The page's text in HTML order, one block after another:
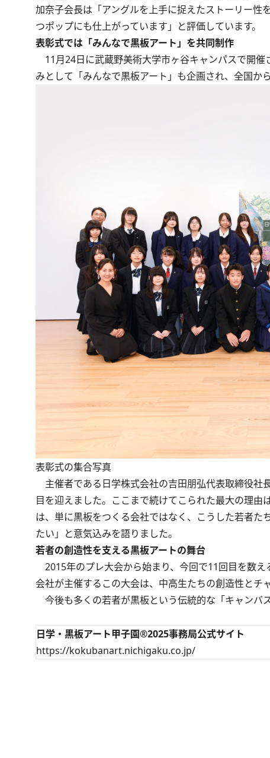
加奈子会長は「アングルを上手に捉えたストーリー
つポップにも仕上がっています」と評価しています。
表彰式では「みんなで黒板アート」を共同制作
11月24日に武蔵野美術大学市ヶ谷キャンパスで開
みとして「みんなで黒板アート」も企画され、全国か
表彰式の集合写真
主催者である日学株式会社の吉田朋弘代表取締役社
目を迎えました。ここまで続けてこられた最大の理
は、単に黒板をつくる会社ではなく、こうした若者
たい」と意気込みを語りました。
若者の創造性を支える黒板アートの舞台
2015年のプレ大会から始まり、今回で11回目を数
会社が主催するこの大会は、中高生たちの創造性とチ
今後も多くの若者が黒板という伝統的な「キャンバ
日学・黒板アート甲子園®︎2025事務局公式サイト
https://kokubanart.nichigaku.co.jp/